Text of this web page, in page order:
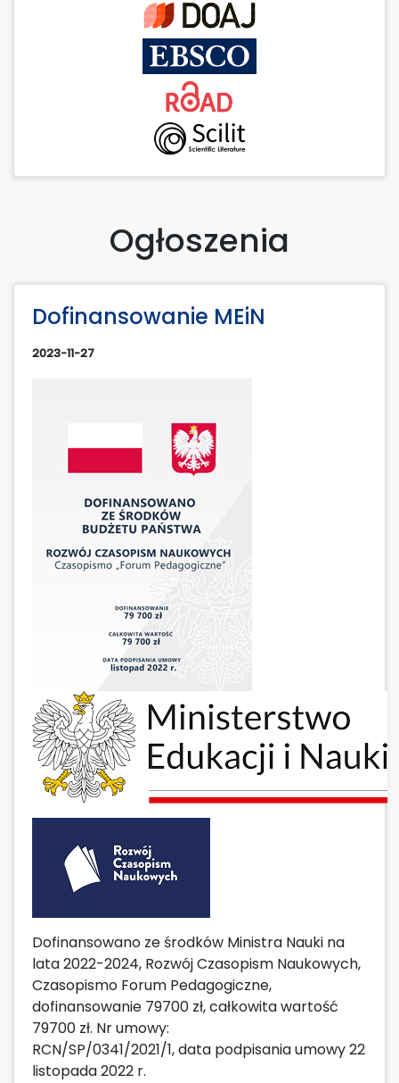
Ogłoszenia
Dofinansowanie MEiN
2023-11-27
Dofinansowano ze środków Ministra Nauki na
lata 2022-2024, Rozwój Czasopism Naukowych,
Czasopismo Forum Pedagogiczne,
dofinansowanie 79700 zł, całkowita wartość
79700 zł. Nr umowy:
RCN/SP/0341/2021/1, data podpisania umowy 22
listopada 2022 r.